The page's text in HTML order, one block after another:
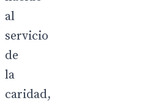
al
servicio
de
la
caridad,